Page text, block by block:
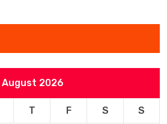
August 2026
T F S S